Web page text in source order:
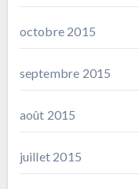
octobre 2015
septembre 2015
août 2015
juillet 2015